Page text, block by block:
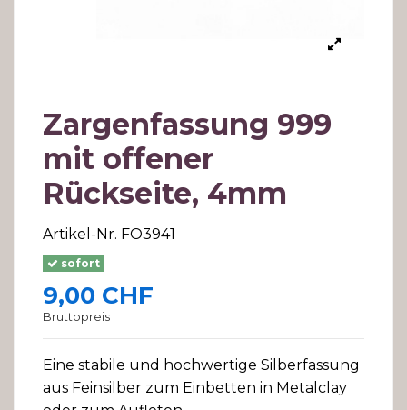
Zargenfassung 999
mit offener
Rückseite, 4mm
Artikel-Nr. FO3941
sofort
9,00 CHF
Bruttopreis
Eine stabile und hochwertige Silberfassung
aus Feinsilber zum Einbetten in Metalclay